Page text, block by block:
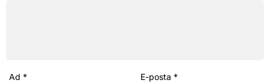
Ad * E-posta *